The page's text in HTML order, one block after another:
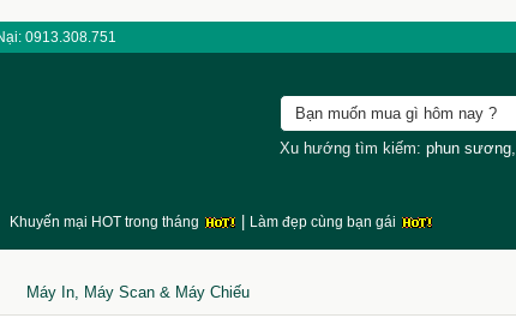
0913.308.751
Xu hướng tìm kiếm: phun sương,
Khuyến mại HOT trong tháng Làm đẹp cùng bạn gái
Máy In, Máy Scan & Máy Chiếu